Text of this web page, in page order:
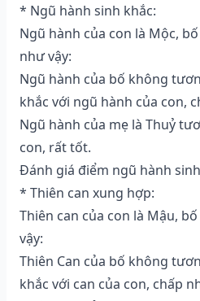
* Ngũ hành sinh khắc:
Ngũ hành của con là Mộc,
như vậy:
Ngũ hành của bố không
khắc với ngũ hành của con,
Ngũ hành của mẹ là Thuỷ
con, rất tốt.
Đánh giá điểm ngũ hành
* Thiên can xung hợp:
Thiên can của con là Mậu,
vậy:
Thiên Can của bố không
khắc với can của con, chấp